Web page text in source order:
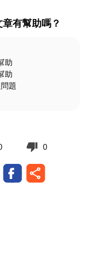
有幫助嗎？
助
助
題
0